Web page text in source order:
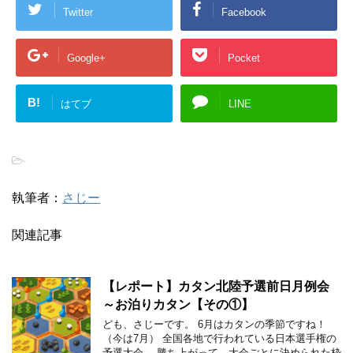
Twitter Facebook
Google+ Pocket
B! はてブ LINE
-
執筆者： さじー
関連記事
【レポート】カタン北陸予選前日月例会
～お泊りカタン【その①】
ども、さじーです。 6月はカタンの季節ですね！
（今は7月） 全国各地で行われている日本選手権の